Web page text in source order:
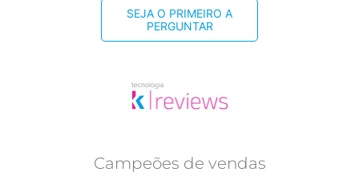
SEJA O PRIMEIRO A
PERGUNTAR
Campeões de vendas